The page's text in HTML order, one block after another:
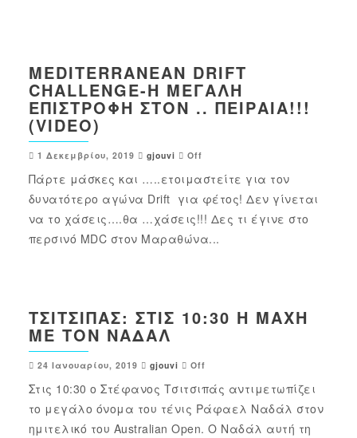
MEDITERRANEAN DRIFT
CHALLENGE-Η ΜΕΓΆΛΗ
ΕΠΙΣΤΡΟΦΉ ΣΤΟΝ .. ΠΕΙΡΑΙΆ!!!
(VIDEO)
1 Δεκεμβρίου, 2019 gjouvi Off
Πάρτε μάσκες και …..ετοιμαστείτε για τον
δυνατότερο αγώνα Drift για φέτος! Δεν γίνεται
να το χάσεις….θα …χάσεις!!! Δες τι έγινε στο
περσινό MDC στον Μαραθώνα...
ΤΣΙΤΣΙΠΆΣ: ΣΤΙΣ 10:30 Η ΜΆΧΗ
ΜΕ ΤΟΝ ΝΑΔΆΛ
24 Ιανουαρίου, 2019 gjouvi Off
Στις 10:30 ο Στέφανος Τσιτσιπάς αντιμετωπίζει
το μεγάλο όνομα του τένις Ράφαελ Ναδάλ στον
ημιτελικό του Australian Open. Ο Ναδάλ αυτή τη